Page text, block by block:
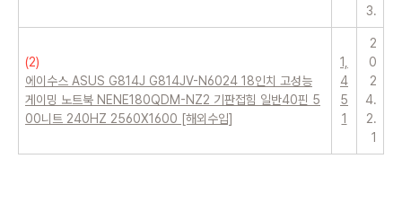
3.
(2)
에이수스 ASUS G814J G814JV-N6024 18인치 고성능
게이밍 노트북 NENE180QDM-NZ2 기판접힘 일반40핀 5
00니트 240HZ 2560X1600 [해외수입]
1,
4
5
1
2
0
2
4.
2.
1